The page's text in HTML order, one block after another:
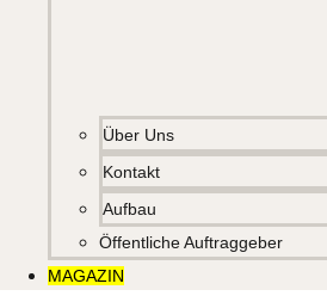
Über Uns
Kontakt
Aufbau
Öffentliche Auftraggeber
MAGAZIN